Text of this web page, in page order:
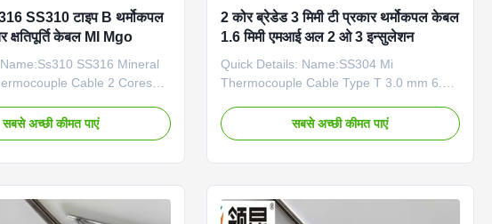
SS310 टाइप B थर्मोकपल
क्षतिपूर्ति केबल MI Mgo
SS316 Mineral
Cable 2 Cores
NiCr-NiSi, NiCrSi-
Fe-Konstantan,
connecting with
सबसे अच्छी कीमत पाएं
2 कोर ब्रेडेड 3 मिमी टी प्रकार थर्मोकपल केबल
1.6 मिमी एमआई अल 2 ओ 3 इन्सुलेशन
Quick Details: Name:SS304 Mi
Thermocouple Cable Type T 3.0 mm 6.0
Sheath material: SS321(SS304),
SS316,SS310,INCONEL600,SS446
Double Single Double K,N,E,J,T 1.0 0.006
सबसे अच्छी कीमत पाएं